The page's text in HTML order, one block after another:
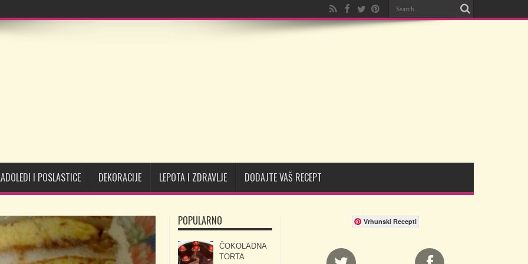
I POSLASTICE DEKORACIJE LEPOTA I ZDRAVLJE DODAJTE VAŠ RECEPT
POPULARNO
ČOKOLADNA
TORTA
Vrhunski Recepti